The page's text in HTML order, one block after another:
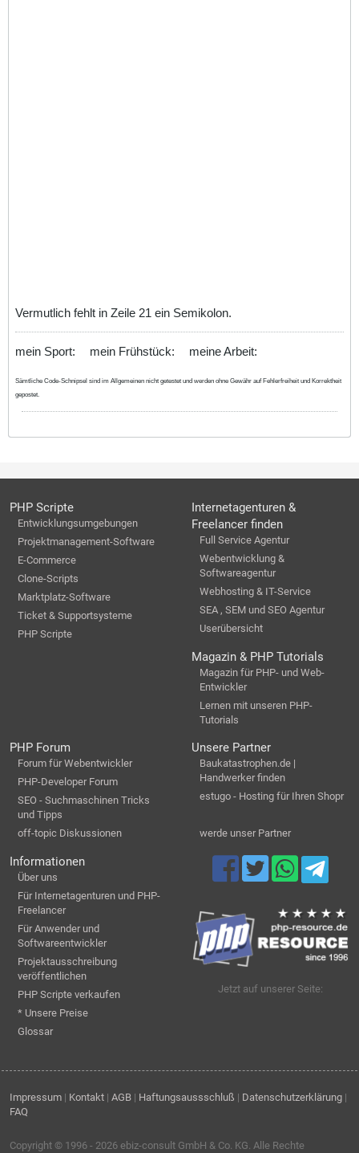
Vermutlich fehlt in Zeile 21 ein Semikolon.
mein Sport: mein Frühstück: meine Arbeit:
Sämtliche Code-Schnipsel sind im Allgemeinen nicht getestet und werden ohne Gewähr auf Fehlerfreiheit und Korrektheit
gepostet.
PHP Scripte
Entwicklungsumgebungen
Projektmanagement-Software
E-Commerce
Clone-Scripts
Marktplatz-Software
Ticket & Supportsysteme
PHP Scripte
Internetagenturen &
Freelancer finden
Full Service Agentur
Webentwicklung &
Softwareagentur
Webhosting & IT-Service
SEA , SEM und SEO Agentur
Userübersicht
Magazin & PHP Tutorials
Magazin für PHP- und Web-
Entwickler
Lernen mit unseren PHP-
Tutorials
PHP Forum
Forum für Webentwickler
PHP-Developer Forum
SEO - Suchmaschinen Tricks
und Tipps
off-topic Diskussionen
Unsere Partner
Baukatastrophen.de |
Handwerker finden
estugo - Hosting für Ihren Shopr
werde unser Partner
Informationen
Über uns
Für Internetagenturen und PHP-
Freelancer
Für Anwender und
Softwareentwickler
Projektausschreibung
veröffentlichen
PHP Scripte verkaufen
* Unsere Preise
Glossar
Jetzt auf unserer Seite:
Impressum | Kontakt | AGB | Haftungsaussschluß | Datenschutzerklärung |
FAQ
Copyright © 1996 - 2026 ebiz-consult GmbH & Co. KG. Alle Rechte